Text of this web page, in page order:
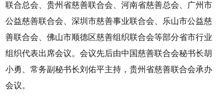
联合总会、贵州省慈善联合会、河南省慈善总会、广州市
公益慈善联合会、深圳市慈善事业联合会、乐山市公益慈
善联合会、佛山市顺德区慈善组织联合会等部分省市行业
组织代表出席会议。会议先后由中国慈善联合会秘书长胡
小勇、常务副秘书长刘佑平主持，贵州省慈善联合会承办
会议。